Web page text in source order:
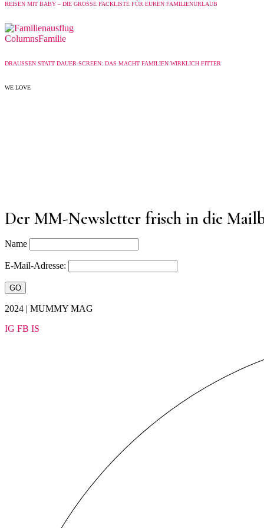
REISEN MIT BABY – DIE GROSSE PACKLISTE FÜR EUREN FAMILIENURLAUB
ColumnsFamilie
DRAUSSEN STATT DAUER-SCREEN: DAS MACHT FAMILIEN WIRKLICH FITTER
WE LOVE
Der MM-Newsletter frisch in die
Name
E-Mail-Adresse:
2024 | MUMMY MAG
IG FB IS